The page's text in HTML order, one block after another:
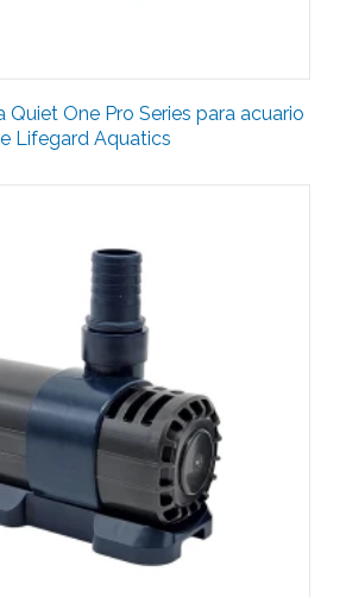
Quiet One Pro Series para acuario
Lifegard Aquatics